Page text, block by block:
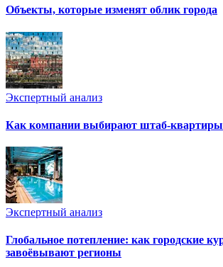
Объекты, которые изменят облик города
Экспертный анализ
Как компании выбирают штаб-квартиры
Экспертный анализ
Глобальное потепление: как городские
завоёвывают регионы